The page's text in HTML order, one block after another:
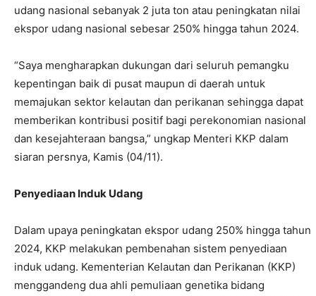
udang nasional sebanyak 2 juta ton atau peningkatan nilai
ekspor udang nasional sebesar 250% hingga tahun 2024.
“Saya mengharapkan dukungan dari seluruh pemangku
kepentingan baik di pusat maupun di daerah untuk
memajukan sektor kelautan dan perikanan sehingga dapat
memberikan kontribusi positif bagi perekonomian nasional
dan kesejahteraan bangsa,” ungkap Menteri KKP dalam
siaran persnya, Kamis (04/11).
Penyediaan Induk Udang
Dalam upaya peningkatan ekspor udang 250% hingga tahun
2024, KKP melakukan pembenahan sistem penyediaan
induk udang. Kementerian Kelautan dan Perikanan (KKP)
menggandeng dua ahli pemuliaan genetika bidang